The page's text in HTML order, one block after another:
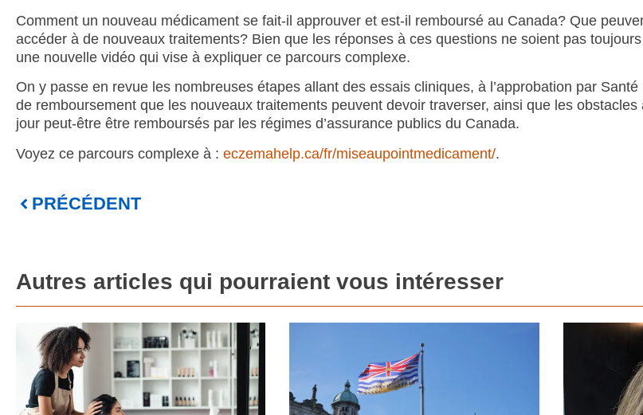
Comment un nouveau médicament se fait-il approuver et est-il remboursé au Canada? Que
accéder à de nouveaux traitements? Bien que les réponses à ces questions ne soient pas
une nouvelle vidéo qui vise à expliquer ce parcours complexe.
On y passe en revue les nombreuses étapes allant des essais cliniques, à l’approbation par
de remboursement que les nouveaux traitements peuvent devoir traverser, ainsi que les
jour peut-être être remboursés par les régimes d’assurance publics du Canada.
Voyez ce parcours complexe à : eczemahelp.ca/fr/miseaupointmedicament/.
PRÉCÉDENT
Autres articles qui pourraient vous intéresser